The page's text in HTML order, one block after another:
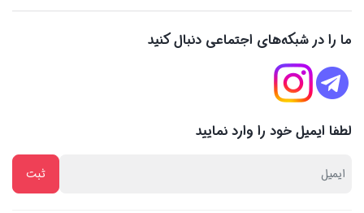
ما را در شبکه‌های اجتماعی دنبال کنید
لطفا ایمیل خود را وارد نمایید